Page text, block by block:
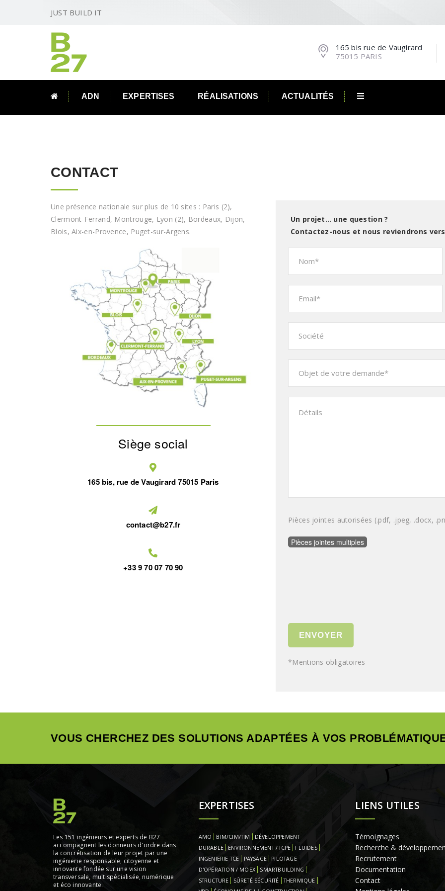
JUST BUILD IT
165 bis rue de Vaugirard
75015 PARIS
ADN EXPERTISES RÉALISATIONS ACTUALITÉS
CONTACT
Une présence nationale sur plus de 10 sites : Paris (2),
Clermont-Ferrand, Montrouge, Lyon (2), Bordeaux, Dijon,
Blois, Aix-en-Provence, Puget-sur-Argens.
Siège social
165 bis, rue de Vaugirard 75015 Paris
contact@b27.fr
+33 9 70 07 70 90
Un projet… une question ?
Contactez-nous et nous reviendrons
Pièces jointes autorisées (.pdf, .jpeg, .docx,
*Mentions obligatoires
VOUS CHERCHEZ DES SOLUTIONS ADAPTÉES À VOS
Les 151 ingénieurs et experts de B27
accompagnent les donneurs d'ordre dans
la concrétisation de leur projet par une
ingénierie responsable, citoyenne et
innovante fondée sur une vision
transversale, multispécialisée, numérique
et éco innovante.
EXPERTISES
AMO BIM/CIM/TIM
DÉVELOPPEMENT
DURABLE
ENVIRONNEMENT / ICPE
FLUIDES
INGENIERIE TCE
PAYSAGE
PILOTAGE
D'OPÉRATION / MOEX
SMARTBUILDING
STRUCTURE
SÛRETÉ SÉCURITÉ
THERMIQUE
LIENS UTILES
Témoignages
Recherche &
Recrutement
Documentation
Contact